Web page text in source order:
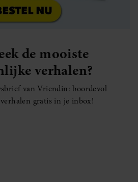
de mooiste
verhalen?
van Vriendin: boordevol
gratis in je inbox!